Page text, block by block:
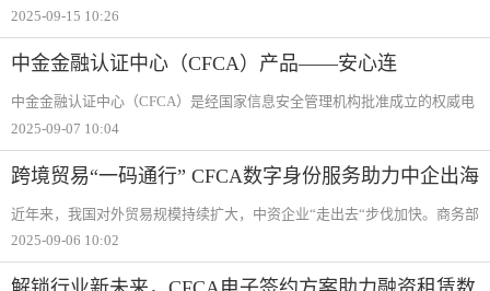
会“）在北京市首钢园区举办。2025年服贸会以“数智领航，服贸焕新“为年
与国内外
2025-09-15 10:26
中金金融认证中心（CFCA）产品——安心连
中金金融认证中心（CFCA）是经国家信息安全管理机构批准成立的权威电
子认证机构。针对金融级密码安全与可靠通信核心需求，CFCA推出“安心
机、密码卡
2025-09-07 10:04
跨境贸易“一码通行” CFCA数字身份服务助力中企出海
近年来，我国对外贸易规模持续扩大，中资企业“走出去“步伐加快。商务部
数据显示，2025年上半年我国服务贸易进出口总额达到3.9万亿元，规模创
中，产
2025-09-06 10:02